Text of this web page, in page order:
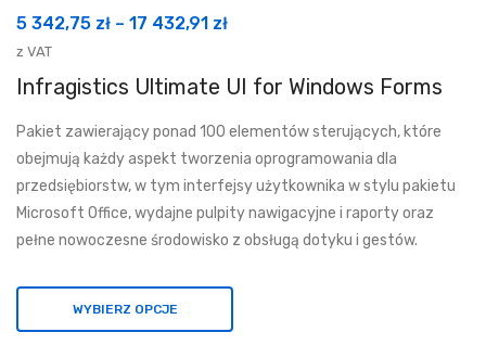
5 342,75 zł – 17 432,91 złZakres
od
342,75 zł
do
17
432,91 zł
z VAT
Infragistics Ultimate UI for Windows Forms
Pakiet zawierający ponad 100 elementów sterujących, które
obejmują każdy aspekt tworzenia oprogramowania dla
przedsiębiorstw, w tym interfejsy użytkownika w stylu pakietu
Microsoft Office, wydajne pulpity nawigacyjne i raporty oraz
pełne nowoczesne środowisko z obsługą dotyku i gestów.
WYBIERZ OPCJE